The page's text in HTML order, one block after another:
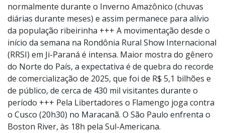
normalmente durante o Inverno Amazônico (chuvas
diárias durante meses) e assim permanece para alívio
da população ribeirinha +++ A movimentação desde o
início da semana na Rondônia Rural Show Internacional
(RRSI) em Ji-Paraná é intensa. Maior mostra do gênero
do Norte do País, a expectativa é de quebra do recorde
de comercialização de 2025, que foi de R$ 5,1 bilhões e
de público, de cerca de 430 mil visitantes durante o
período +++ Pela Libertadores o Flamengo joga contra
o Cusco (20h30) no Maracanã. O São Paulo enfrenta o
Boston River, às 18h pela Sul-Americana.